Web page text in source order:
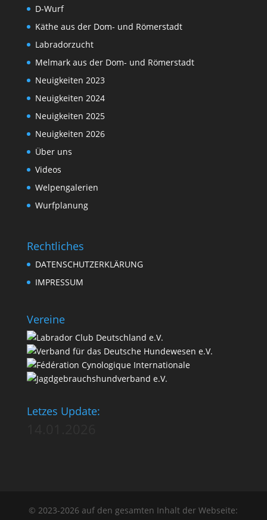
D-Wurf
Käthe aus der Dom- und Römerstadt
Labradorzucht
Melmark aus der Dom- und Römerstadt
Neuigkeiten 2023
Neuigkeiten 2024
Neuigkeiten 2025
Neuigkeiten 2026
Über uns
Videos
Welpengalerien
Wurfplanung
Rechtliches
DATENSCHUTZERKLÄRUNG
IMPRESSUM
Vereine
Letzes Update:
© 2023-2026 auf den gesamten Inhalt der Webseite: